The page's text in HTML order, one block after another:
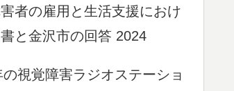
者の雇用と生活支援におけ
と金沢市の回答 2024
の視覚障害ラジオステーショ